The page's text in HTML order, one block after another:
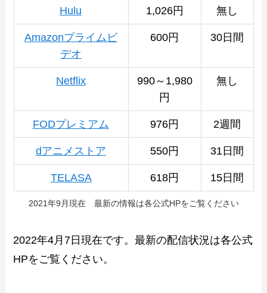
Hulu 1,026円 無し
Amazonプライムビ
デオ
600円 30日間
Netflix
990～1,980
円
無し
FODプレミアム 976円 2週間
dアニメストア 550円 31日間
TELASA 618円 15日間
2021年9月現在 最新の情報は各公式HPをご覧ください
2022年4月7日現在です。最新の配信状況は各公式
HPをご覧ください。